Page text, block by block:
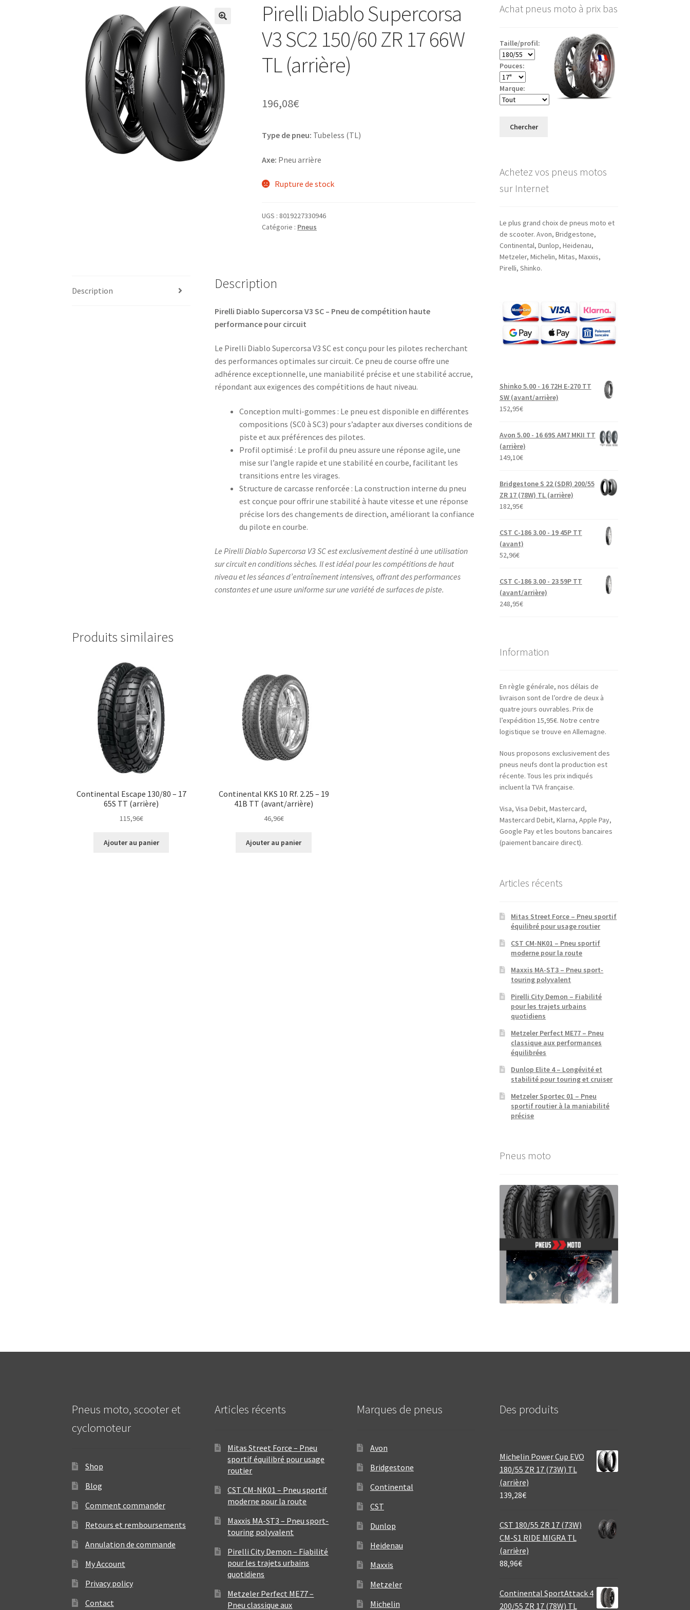
Pirelli Diablo Supercorsa
V3 SC2 150/60 ZR 17 66W
TL (arrière)
196,08€
Type de pneu: Tubeless (TL)
Axe: Pneu arrière
Rupture de stock
UGS : 8019227330946
Catégorie : Pneus
Description Description
Pirelli Diablo Supercorsa V3 SC – Pneu de compétition haute
performance pour circuit
Le Pirelli Diablo Supercorsa V3 SC est conçu pour les pilotes recherchant
des performances optimales sur circuit. Ce pneu de course offre une
adhérence exceptionnelle, une maniabilité précise et une stabilité accrue,
répondant aux exigences des compétitions de haut niveau.
Conception multi-gommes : Le pneu est disponible en différentes
compositions (SC0 à SC3) pour s’adapter aux diverses conditions de
piste et aux préférences des pilotes.​
Profil optimisé : Le profil du pneu assure une réponse agile, une
mise sur l’angle rapide et une stabilité en courbe, facilitant les
transitions entre les virages.​
Structure de carcasse renforcée : La construction interne du pneu
est conçue pour offrir une stabilité à haute vitesse et une réponse
précise lors des changements de direction, améliorant la confiance
du pilote en courbe.​
Le Pirelli Diablo Supercorsa V3 SC est exclusivement destiné à une utilisation
sur circuit en conditions sèches. Il est idéal pour les compétitions de haut
niveau et les séances d’entraînement intensives, offrant des performances
constantes et une usure uniforme sur une variété de surfaces de piste.
Produits similaires
Continental Escape 130/80 – 17
65S TT (arrière)
115,96€
Ajouter au panier
Continental KKS 10 Rf. 2.25 – 19
41B TT (avant/arrière)
46,96€
Ajouter au panier
Achat pneus moto à prix bas
Taille/profil:
Pouces:
Marque:
Chercher
Achetez vos pneus motos
sur Internet
Le plus grand choix de pneus moto et
de scooter. Avon, Bridgestone,
Continental, Dunlop, Heidenau,
Metzeler, Michelin, Mitas, Maxxis,
Pirelli, Shinko.
Shinko 5.00 - 16 72H E-270 TT
SW (avant/arrière)
152,95€
Avon 5.00 - 16 69S AM7 MKII TT
(arrière)
149,10€
Bridgestone S 22 (SDR) 200/55
ZR 17 (78W) TL (arrière)
182,95€
CST C-186 3.00 - 19 45P TT
(avant)
52,96€
CST C-186 3.00 - 23 59P TT
(avant/arrière)
248,95€
Information
En règle générale, nos délais de
livraison sont de l’ordre de deux à
quatre jours ouvrables. Prix de
l’expédition 15,95€. Notre centre
logistique se trouve en Allemagne.
Nous proposons exclusivement des
pneus neufs dont la production est
récente. Tous les prix indiqués
incluent la TVA française.
Visa, Visa Debit, Mastercard,
Mastercard Debit, Klarna, Apple Pay,
Google Pay et les boutons bancaires
(paiement bancaire direct).
Articles récents
Mitas Street Force – Pneu sportif
équilibré pour usage routier
CST CM-NK01 – Pneu sportif
moderne pour la route
Maxxis MA-ST3 – Pneu sport-
touring polyvalent
Pirelli City Demon – Fiabilité
pour les trajets urbains
quotidiens
Metzeler Perfect ME77 – Pneu
classique aux performances
équilibrées
Dunlop Elite 4 – Longévité et
stabilité pour touring et cruiser
Metzeler Sportec 01 – Pneu
sportif routier à la maniabilité
précise
Pneus moto
Pneus moto, scooter et
cyclomoteur
Shop
Blog
Comment commander
Retours et remboursements
Annulation de commande
My Account
Privacy policy
Contact
Articles récents
Mitas Street Force – Pneu
sportif équilibré pour usage
routier
CST CM-NK01 – Pneu sportif
moderne pour la route
Maxxis MA-ST3 – Pneu sport-
touring polyvalent
Pirelli City Demon – Fiabilité
pour les trajets urbains
quotidiens
Metzeler Perfect ME77 –
Pneu classique aux
Marques de pneus
Avon
Bridgestone
Continental
CST
Dunlop
Heidenau
Maxxis
Metzeler
Michelin
Des produits
Michelin Power Cup EVO
180/55 ZR 17 (73W) TL
(arrière)
139,28€
CST 180/55 ZR 17 (73W)
CM-S1 RIDE MIGRA TL
(arrière)
88,96€
Continental SportAttack 4
200/55 ZR 17 (78W) TL